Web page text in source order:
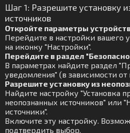
Шаг 1: Разрешите установку
источников
Откройте параметры
Перейдите в настройки вашего
на иконку "Настройки".
Перейдите в раздел
В параметрах найдите раздел
уведомления" (в зависимости от
Разрешите установку из
Найдите настройку "Установка
неопознанных источников" или
источники".
Включите эту настройку.
подтвердить выбор.